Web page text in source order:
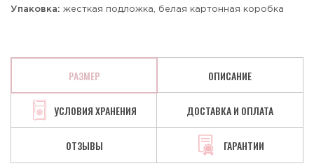
Упаковка: жесткая подложка, белая картонная коробка
РАЗМЕР ОПИСАНИЕ
УСЛОВИЯ ХРАНЕНИЯ ДОСТАВКА И ОПЛАТА
ОТЗЫВЫ ГАРАНТИИ